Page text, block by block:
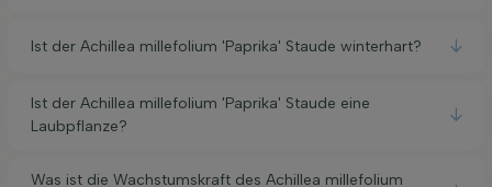
Ist der Achillea millefolium 'Paprika' Staude winterhart?
Ist der Achillea millefolium 'Paprika' Staude eine
Laubpflanze?
Was ist die Wachstumskraft des Achillea millefolium